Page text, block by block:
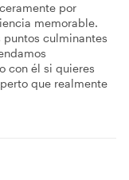
por
memorable.
puntos culminantes
con él si quieres
que realmente